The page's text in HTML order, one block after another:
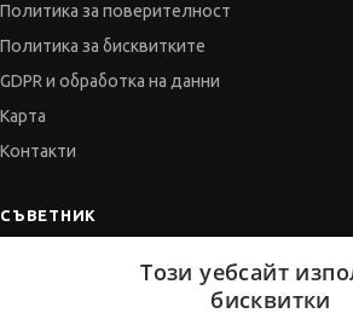
Политика за поверителност
Политика за бисквитките
GDPR и обработка на данни
Карта
Контакти
СЪВЕТНИК
Този уебсайт
бисквитки